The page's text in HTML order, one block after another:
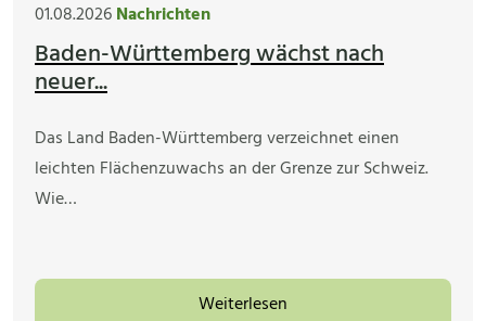
01.08.2026Nachrichten
Baden-Württemberg wächst nach
neuer...
Das Land Baden-Württemberg verzeichnet einen
leichten Flächenzuwachs an der Grenze zur Schweiz.
Wie…
Weiterlesen